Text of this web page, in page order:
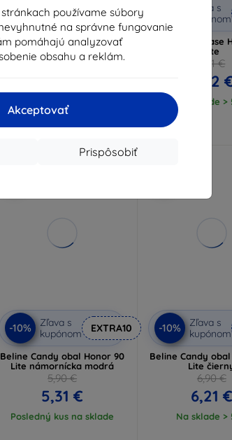
používame súbory
na správne fungovanie
pomáhajú analyzovať
obsahu a reklám.
Akceptovať
Prispôsobiť
-10%
Zľava s
kupónom
EXTRA10
3MK Matt Case Honor 90
Lite čierny
8,91 €
Zľava s
kupónom
3MK Clear Case
Lite
8,91 €
8,02
Na sklade >
-10%
Zľava s
kupónom
EXTRA10
Beline Candy obal Honor 90
Lite námornícka modrá
5,90 €
5,31 €
Posledný kus na sklade
-10%
Zľava s
kupónom
Beline Candy
Lite
6,90 €
6,21 €
Na sklade >